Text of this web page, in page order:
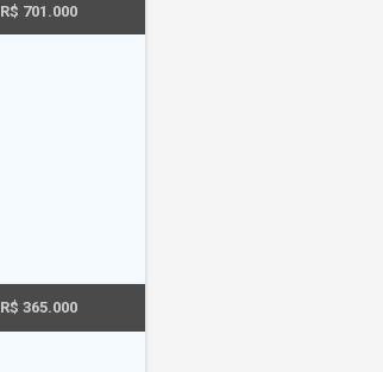
R$ 701.000
R$ 365.000